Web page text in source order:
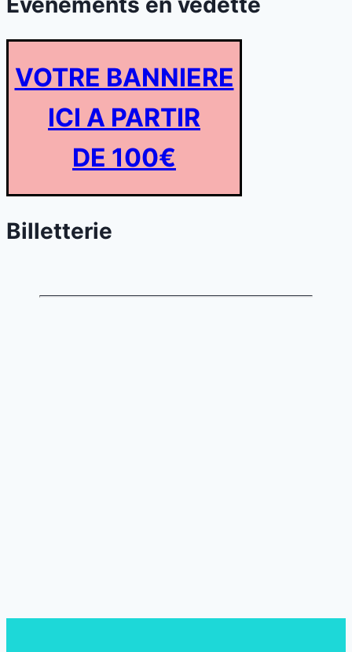
VOTRE BANNIERE
ICI A PARTIR
DE 100€
Billetterie